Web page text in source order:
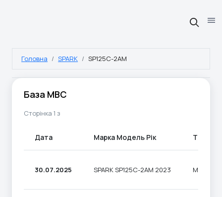
Головна SPARK SP125C-2AM
База МВС
Сторінка 1 з
Дата Марка Модель Рік Тип
30.07.2025 SPARK SP125C-2AM 2023